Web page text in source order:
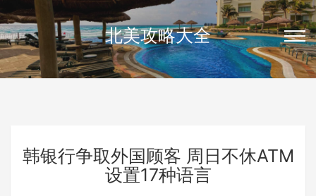
北美攻略大全
韩银行争取外国顾客 周日不休ATM
设置17种语言